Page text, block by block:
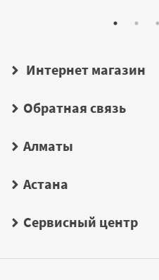
Интернет магазин
Обратная связь
Алматы
Астана
Сервисный центр